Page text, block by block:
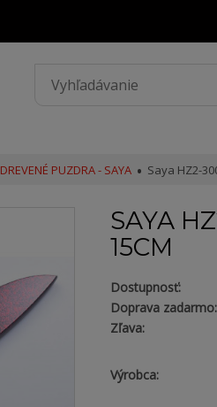
DREVENÉ PUZDRA - SAYA Saya HZ2-
SAYA
15CM
Dostupnosť:
Doprava zadarmo:
Zľava:
Výrobca: